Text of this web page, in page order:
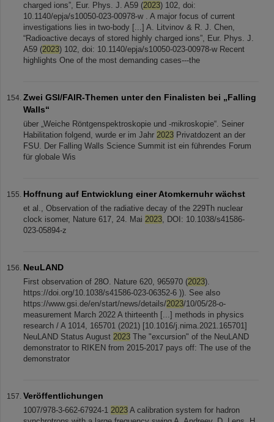
charged ions”, Eur. Phys. J. A59 (2023) 102, doi:
10.1140/epja/s10050-023-00978-w . A major focus of current
investigations lies in two-body [...] A. Litvinov & R. J. Chen,
“Radioactive decays of stored highly charged ions”, Eur. Phys. J.
A59 (2023) 102, doi: 10.1140/epja/s10050-023-00978-w Recent
highlights One of the most demanding cases---the
Zwei GSI/FAIR-Themen unter den Finalisten bei „Falling
Walls“
über „Weiche Röntgenspektroskopie und -mikroskopie“. Seiner
Habilitation folgend, wurde er im Jahr 2023 Privatdozent an der
FSU. Der Falling Walls Science Summit ist ein führendes Forum
für globale Wis
Hoffnung auf Entwicklung einer Atomkernuhr wächst
et al., Observation of the radiative decay of the 229Th nuclear
clock isomer, Nature 617, 24. Mai 2023, DOI: 10.1038/s41586-
023-05894-z
NeuLAND
First observation of 28O. Nature 620, 965970 (2023).
https://doi.org/10.1038/s41586-023-06352-6 )). See also
https://www.gsi.de/en/start/news/details/2023/10/05/28-o-
measurement March 2022 A thirteenth [...] methods in physics
research / A 1014, 165701 (2021) [10.1016/j.nima.2021.165701]
NeuLAND Status August 2023 The "excursion" of the NeuLAND
demonstrator to RIKEN from 2015-2017 pays off: The use of the
demonstrator
Veröffentlichungen
1007/978-3-662-67924-1 2023 A calibration system for hadron